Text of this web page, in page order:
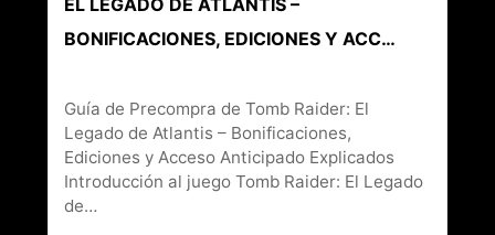
EL LEGADO DE ATLANTIS –
BONIFICACIONES, EDICIONES Y ACC…
Guía de Precompra de Tomb Raider: El
Legado de Atlantis – Bonificaciones,
Ediciones y Acceso Anticipado Explicados
Introducción al juego Tomb Raider: El Legado
de…